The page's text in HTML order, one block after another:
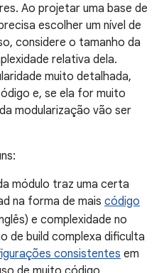
Ao projetar uma base de
escolher um nível de
considere o tamanho da
relativa dela.
muito detalhada,
e, se ela for muito
modularização vão ser
módulo traz uma certa
na forma de mais código
e complexidade no
de build complexa dificulta
consistentes em